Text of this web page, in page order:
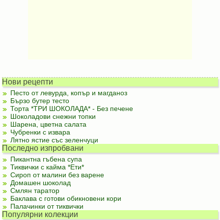
Нови рецепти
Песто от левурда, копър и магданоз
Бързо бутер тесто
Торта *ТРИ ШОКОЛАДА* - Без печене
Шоколадови снежни топки
Шарена, цветна салата
Чубренки с извара
Лятно ястие със зеленчуци
Последно изпробвани
Пикантна гъбена супа
Тиквички с кайма *Ети*
Сироп от малини без варене
Домашен шоколад
Смлян таратор
Баклава с готови обикновени кори
Палачинки от тиквички
Популярни колекции